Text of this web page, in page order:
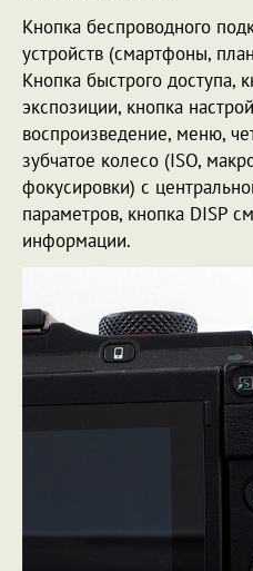
Кнопка беспроводного
устройств (смартфоны,
Кнопка быстрого доступа,
экспозиции, кнопка
воспроизведение, меню,
зубчатое колесо (ISO,
фокусировки) с
параметров, кнопка DISP
информации.